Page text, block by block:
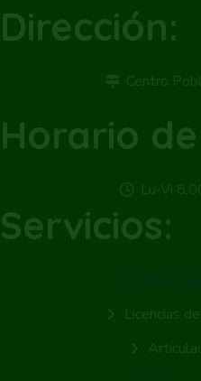
Dirección:
Horario
Servicios: